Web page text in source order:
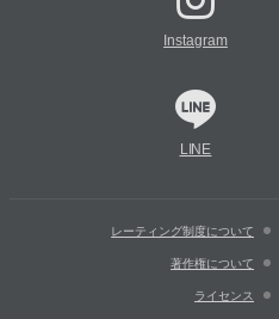
Instagram
LINE
レーティング制度について
著作権について
ライセンス